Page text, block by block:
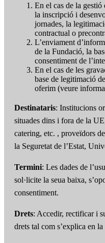
En el cas de la gestió
la inscripció i
jornades, la
contractual o
L’enviament
de la Fundació, la
consentiment de
En el cas de les
base de legitimació
oferim (veure
Destinataris: Institucions
situades dins i fora de la
catering, etc. , proveïdors
la Seguretat de l’Estat,
Termini: Les dades de
sol·licite la seua baixa,
consentiment.
Drets: Accedir, rectificar i
drets tal com s’explica en